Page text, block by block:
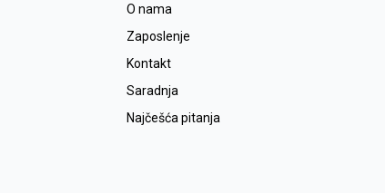
O nama
Zaposlenje
Kontakt
Saradnja
Najčešća pitanja